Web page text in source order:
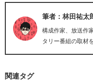
筆者：林田祐太
構成作家、放送作
タリー番組の取材
関連タグ